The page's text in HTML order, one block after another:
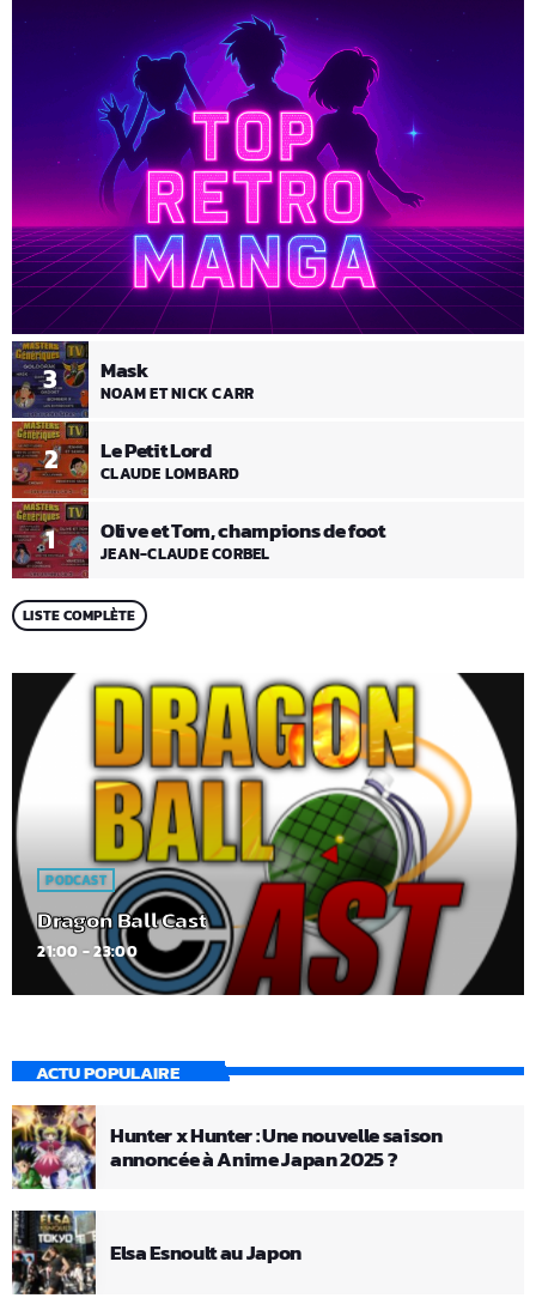
1 Olive et Tom, champions de foot
JEAN-CLAUDE CORBEL
2 Le Petit Lord
CLAUDE LOMBARD
3 Mask
NOAM ET NICK CARR
LISTE COMPLÈTE
PODCAST
Dragon Ball Cast
21:00 - 23:00
ACTU POPULAIRE
Hunter x Hunter : Une nouvelle saison
annoncée à Anime Japan 2025 ?
Elsa Esnoult au Japon